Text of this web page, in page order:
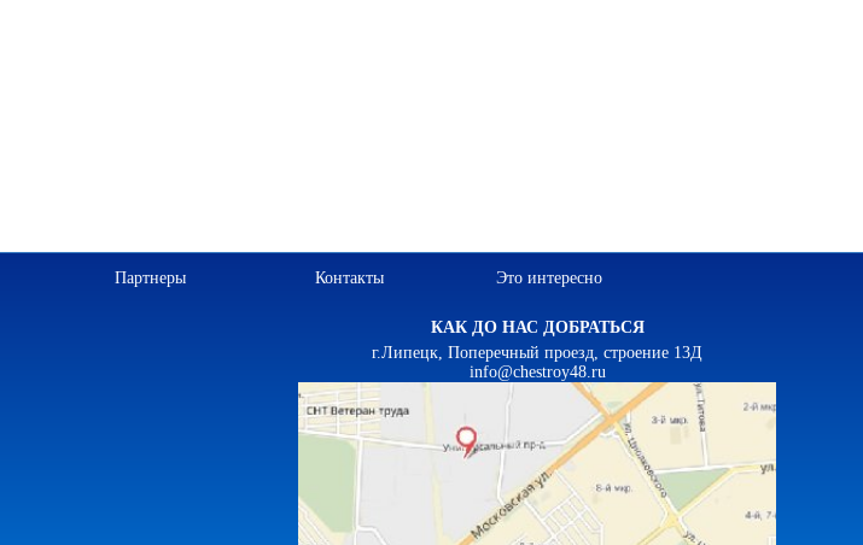
Партнеры Контакты Это интересно
КАК ДО НАС ДОБРАТЬСЯ
г.Липецк, Поперечный проезд, строение 13Д
info@chestroy48.ru